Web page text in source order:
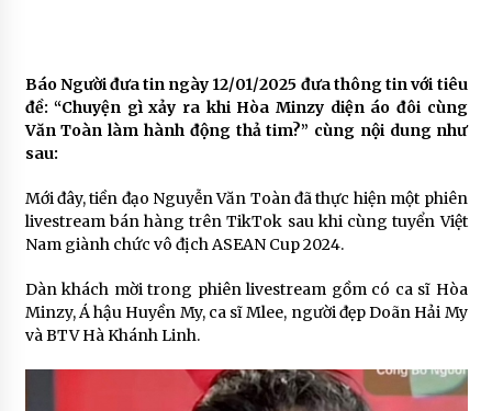
Báo Người đưa tin ngày 12/01/2025 đưa thông tin với tiêu
đề: “Chuyện gì xảy ra khi Hòa Minzy diện áo đôi cùng
Văn Toàn làm hành động thả tim?” cùng nội dung như
sau:
Mới đây, tiền đạo Nguyễn Văn Toàn đã thực hiện một phiên
livestream bán hàng trên TikTok sau khi cùng tuyển Việt
Nam giành chức vô địch ASEAN Cup 2024.
Dàn khách mời trong phiên livestream gồm có ca sĩ Hòa
Minzy, Á hậu Huyền My, ca sĩ Mlee, người đẹp Doãn Hải My
và BTV Hà Khánh Linh.